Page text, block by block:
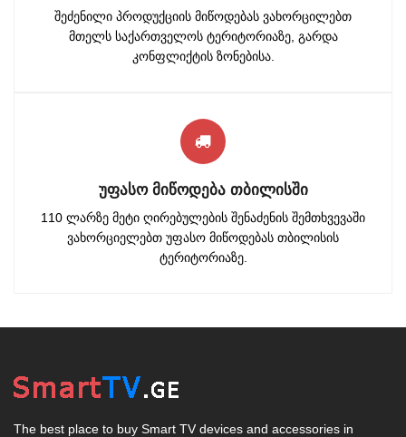
შეძენილი პროდუქციის მიწოდებას ვახორცილებთ
მთელს საქართველოს ტერიტორიაზე, გარდა
კონფლიქტის ზონებისა.
ᲣᲤᲐᲡᲝ ᲛᲘᲬᲝᲓᲔᲑᲐ ᲗᲑᲘᲚᲘᲡᲨᲘ
110 ლარზე მეტი ღირებულების შენაძენის შემთხვევაში
ვახორციელებთ უფასო მიწოდებას თბილისის
ტერიტორიაზე.
The best place to buy Smart TV devices and accessories in